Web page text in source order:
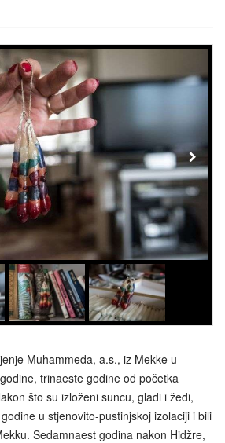
Muhammeda, a.s., iz Mekke u
trinaeste godine od početka
što su izloženi suncu, gladi i žeđi,
u stjenovito-pustinjskoj izolaciji i bili
Sedamnaest godina nakon Hidžre,